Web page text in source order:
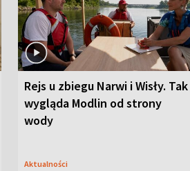
Rejs u zbiegu Narwi i Wisły. Tak
wygląda Modlin od strony
wody
Aktualności